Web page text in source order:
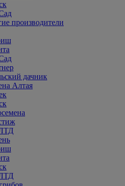
производители
дачник
Алтая